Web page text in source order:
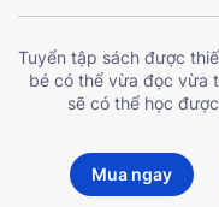
Tuyển tập sách được
bé có thể vừa đọc vừa
sẽ có thể học
Mua ngay